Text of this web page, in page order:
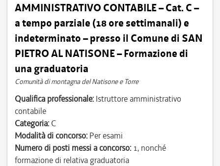
AMMINISTRATIVO CONTABILE – Cat. C –
a tempo parziale (18 ore settimanali) e
indeterminato – presso il Comune di SAN
PIETRO AL NATISONE – Formazione di
una graduatoria
Comunità di montagna del Natisone e Torre
Qualifica professionale: Istruttore amministrativo
contabile
Categoria: C
Modalità di concorso: Per esami
Numero di posti messi a concorso: 1, nonché
formazione di relativa graduatoria